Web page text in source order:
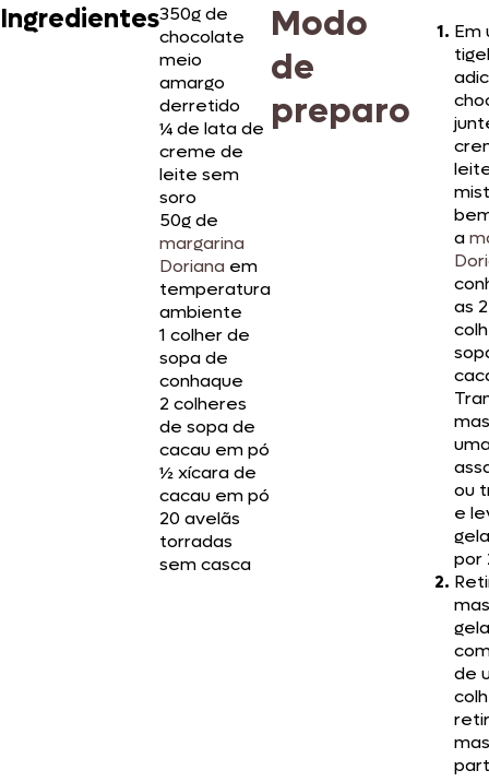
Ingredientes350g de
chocolate
meio
amargo
derretido
¼ de lata de
creme de
leite sem
soro
50g de
margarina
Doriana em
temperatura
ambiente
1 colher de
sopa de
conhaque
2 colheres
de sopa de
cacau em pó
½ xícara de
cacau em pó
20 avelãs
torradas
sem casca
Modo
de
preparo
Em
a
as 2
ou
e
por
de